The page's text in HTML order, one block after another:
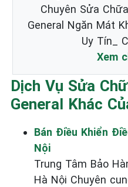
Chuyên Sửa
General Ngăn Mát
Uy Tín_
Xem
Dịch Vụ Sửa
General Khác
Bán Điều Khiển
Nội
Trung Tâm Bảo
Hà Nội Chuyên